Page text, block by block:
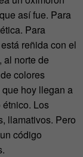
así fue. Para
Para
reñida con el
al norte de
colores
hoy llegan a
Los
llamativos. Pero
código